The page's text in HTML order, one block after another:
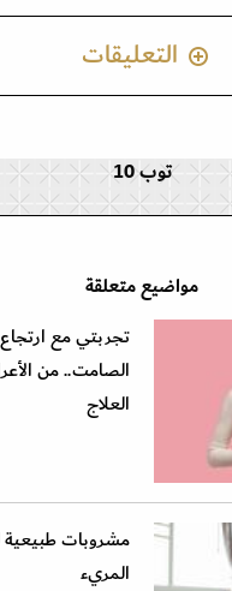
التعليقات
توب 10
مواضيع متعلقة
تجربتي مع
الصامت.. من
العلاج
مشروبات طبيعية
المريء